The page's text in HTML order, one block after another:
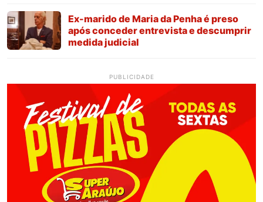
Ex-marido de Maria da Penha é preso
após conceder entrevista e descumprir
medida judicial
PUBLICIDADE